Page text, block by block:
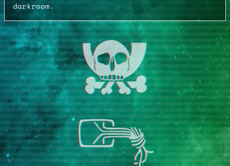
darkroom.